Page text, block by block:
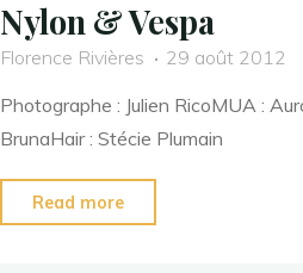
Nylon & Vespa
Florence Rivières
29 août 2012
Photographe : Julien RicoMUA :
BrunaHair : Stécie Plumain
Read more